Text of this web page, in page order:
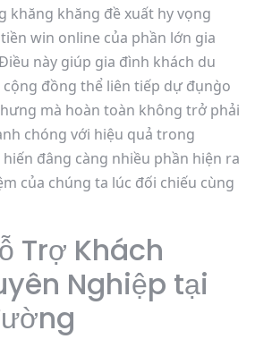
khăng khăng đề xuất hy vọng
win online của phần lớn gia
này giúp gia đình khách du
đồng thể liên tiếp dự đụng̀o
mà hoàn toàn không trở phải
chóng với hiệu quả trong
đâng càng nhiều phần hiện ra
của chúng ta lúc đối chiếu cùng
Trợ Khách
Nghiệp tại